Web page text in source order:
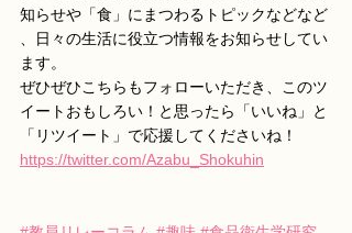
知らせや「食」にまつわるトピックなどなど
、日々の生活に役立つ情報をお知らせしてい
ます。
ぜひぜひこちらもフォローいただき、このツ
イートおもしろい！と思ったら「いいね」と
「リツイート」で応援してくださいね！
https://twitter.com/Azabu_Shokuhin